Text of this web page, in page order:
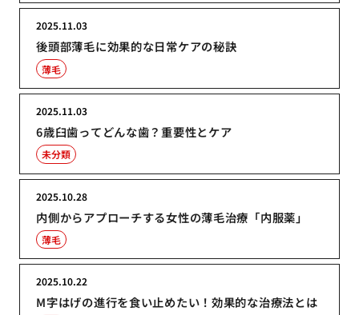
後頭部薄毛に効果的な日常ケアの秘訣
2025.11.03
薄毛
6歳臼歯ってどんな歯？重要性とケア
2025.11.03
未分類
内側からアプローチする女性の薄毛治療「内服薬」
2025.10.28
薄毛
M字はげの進行を食い止めたい！効果的な治療法とは
2025.10.22